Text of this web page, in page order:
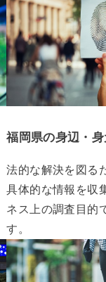
福岡県の身辺・
法的な解決を図る
具体的な情報を収
ネス上の調査目的
す。